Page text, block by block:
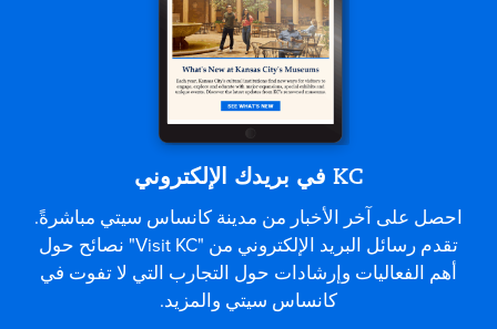
KC في بريدك الإلكتروني
احصل على آخر الأخبار من مدينة كانساس سيتي مباشرةً.
تقدم رسائل البريد الإلكتروني من "Visit KC" نصائح حول
أهم الفعاليات وإرشادات حول التجارب التي لا تفوت في
كانساس سيتي والمزيد.